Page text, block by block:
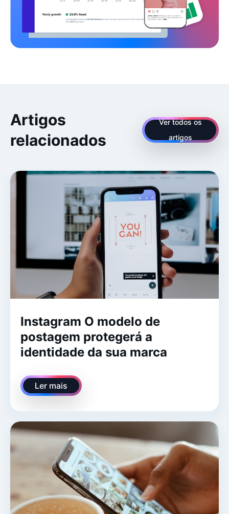
Artigos
relacionados
Ver todos os
artigos
Instagram O modelo de
postagem protegerá a
identidade da sua marca
Ler mais